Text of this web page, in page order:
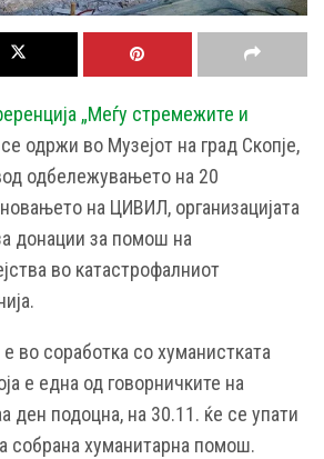
„Меѓу стремежите и
се одржи во Музејот на град Скопје,
одбележувањето на 20
на ЦИВИЛ, организацијата
донации за помош на
во катастрофалниот
во соработка со хуманистката
е една од говорничките на
ден подоцна, на 30.11. ќе се упати
собрана хуманитарна помош.